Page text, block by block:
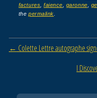
e
o
er
factures ,faience garonne
thepermalink
Post navigation
← Colette Lettre autographe
I